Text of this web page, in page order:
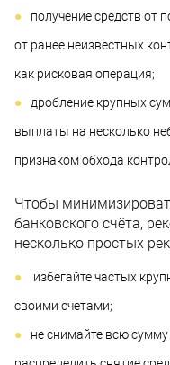
получение средств от
от ранее неизвестных
как рисковая операция;
дробление крупных
выплаты на несколько
признаком обхода
Чтобы
банковского счёта,
несколько простых
избегайте частых
своими счетами;
не снимайте всю сумму